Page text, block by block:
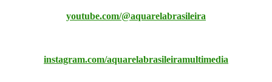
youtube.com/@aquarelabrasileira
instagram.com/aquarelabrasileiramultimedia